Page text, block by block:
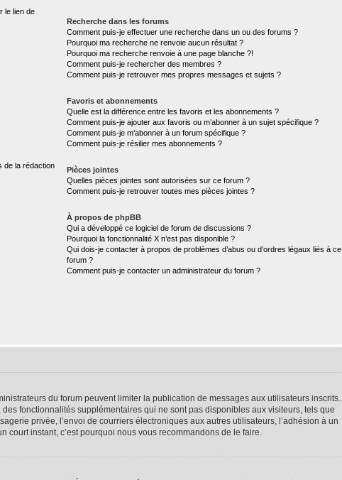
le lien de
de la rédaction
Recherche dans les forums
Comment puis-je effectuer une recherche dans un ou des forums ?
Pourquoi ma recherche ne renvoie aucun résultat ?
Pourquoi ma recherche renvoie à une page blanche ?!
Comment puis-je rechercher des membres ?
Comment puis-je retrouver mes propres messages et sujets ?
Favoris et abonnements
Quelle est la différence entre les favoris et les abonnements ?
Comment puis-je ajouter aux favoris ou m’abonner à un sujet spécifique ?
Comment puis-je m’abonner à un forum spécifique ?
Comment puis-je résilier mes abonnements ?
Pièces jointes
Quelles pièces jointes sont autorisées sur ce forum ?
Comment puis-je retrouver toutes mes pièces jointes ?
À propos de phpBB
Qui a développé ce logiciel de forum de discussions ?
Pourquoi la fonctionnalité X n’est pas disponible ?
Qui dois-je contacter à propos de problèmes d’abus ou d’ordres légaux liés à ce
forum ?
Comment puis-je contacter un administrateur du forum ?
du forum peuvent limiter la publication de messages aux utilisateurs inscrits.
fonctionnalités supplémentaires qui ne sont pas disponibles aux visiteurs, tels que
privée, l’envoi de courriers électroniques aux autres utilisateurs, l’adhésion à un
court instant, c’est pourquoi nous vous recommandons de le faire.